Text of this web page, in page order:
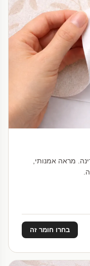
מראה אמנותי,
בחרו חומר זה